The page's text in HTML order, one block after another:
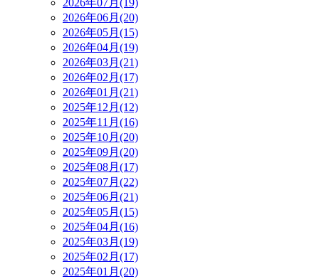
2026年07月(19)
2026年06月(20)
2026年05月(15)
2026年04月(19)
2026年03月(21)
2026年02月(17)
2026年01月(21)
2025年12月(12)
2025年11月(16)
2025年10月(20)
2025年09月(20)
2025年08月(17)
2025年07月(22)
2025年06月(21)
2025年05月(15)
2025年04月(16)
2025年03月(19)
2025年02月(17)
2025年01月(20)